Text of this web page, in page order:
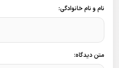
نام و نام خانوادگی:
متن دیدگاه: